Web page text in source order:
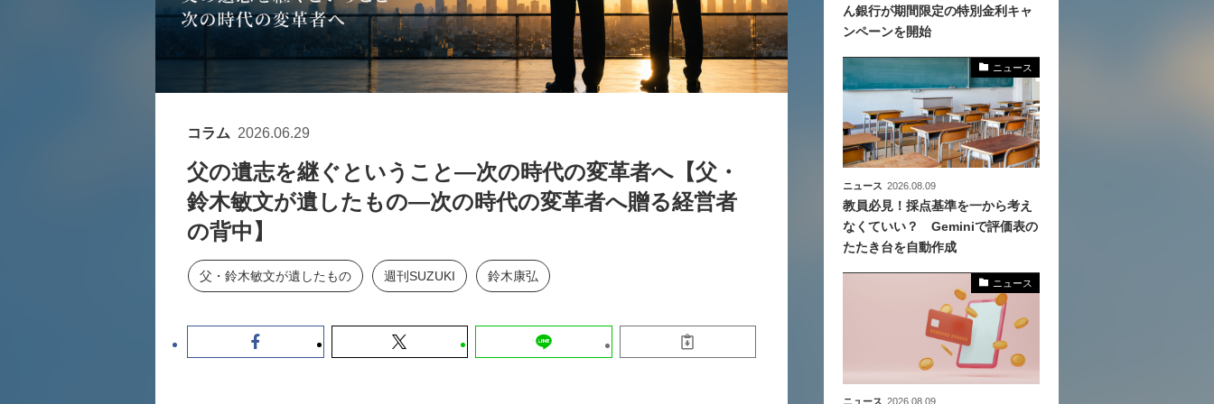
運営会社
採用情報
セミナー
【9/30開催】AIで何でもできる時代に、
なぜ「DX人財」というキャリアが求めら
れるのか
コラム 2026.06.29
父の遺志を継ぐということ—次の時代の変革者へ【父・
鈴木敏文が遺したもの—次の時代の変革者へ贈る経営者
の背中】
父・鈴木敏文が遺したもの 週刊SUZUKI 鈴木康弘
ん銀行が期間限定の特別金利キャ
ンペーンを開始
ニュース
ニュース 2026.08.09
教員必見！採点基準を一から考え
なくていい？ Geminiで評価表の
たたき台を自動作成
ニュース
ニュース 2026.08.09